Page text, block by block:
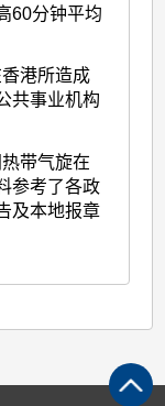
60分钟平均
港所造成
共事业机构
带气旋在
参考了各政
及本地报章